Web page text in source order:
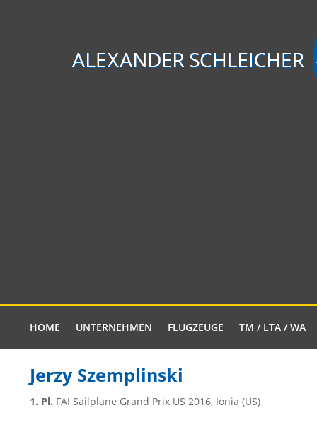
HOME UNTERNEHMEN FLUGZEUGE TM / LTA / WA
Jerzy Szemplinski
1. Pl. FAI Sailplane Grand Prix US 2016, Ionia (US)